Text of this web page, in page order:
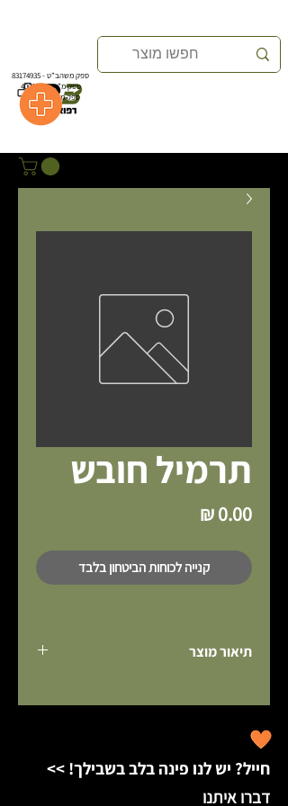
ספק משהב”ט -83174935
ספק מ”י -40004439
ספק מ"מ
40350154
תרמיל חובש
קנייה לכוחות הביטחון בלבד
תיאור מוצר
התקן, מכיל ציוד עזרה ראשונה מקיף וייעודי
התרמיל עשוי בד קורדורה עמיד וגמיש במיוחד,
ומגיע עם כתפיות רחבות ונוחו במיוחד.
חייל? יש לנו פינה בלב בשבילך! >>
דברו איתנו